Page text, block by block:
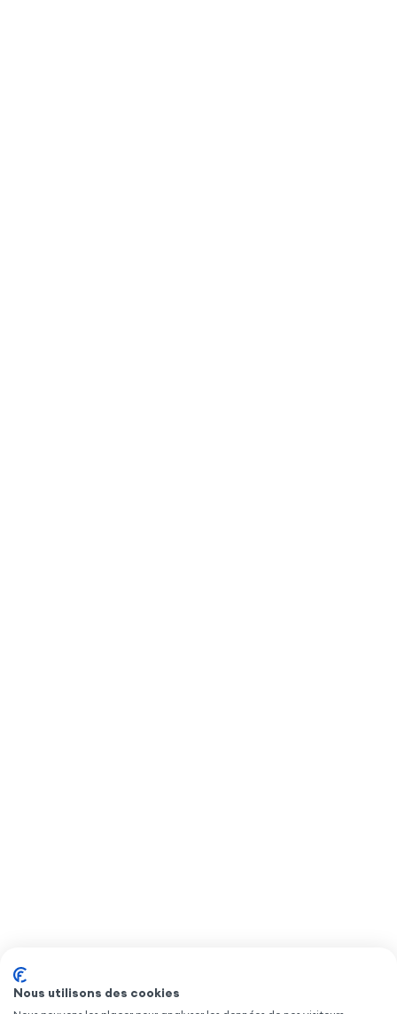
Nous utilisons des cookies